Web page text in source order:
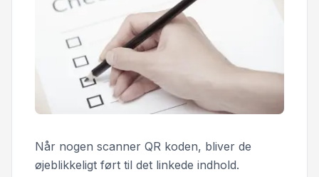
Når nogen scanner QR koden, bliver de
øjeblikkeligt ført til det linkede indhold.